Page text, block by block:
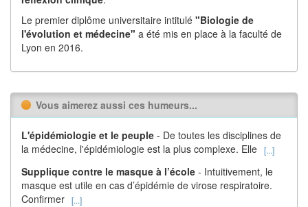
Le premier diplôme universitaire intitulé "Biologie de
l'évolution et médecine" a été mis en place à la faculté de
Lyon en 2016.
Vous aimerez aussi ces humeurs...
L'épidémiologie et le peuple - De toutes les disciplines de
la médecine, l'épidémiologie est la plus complexe. Elle [...]
Supplique contre le masque à l’école - Intuitivement, le
masque est utile en cas d’épidémie de virose respiratoire.
Confirmer [...]